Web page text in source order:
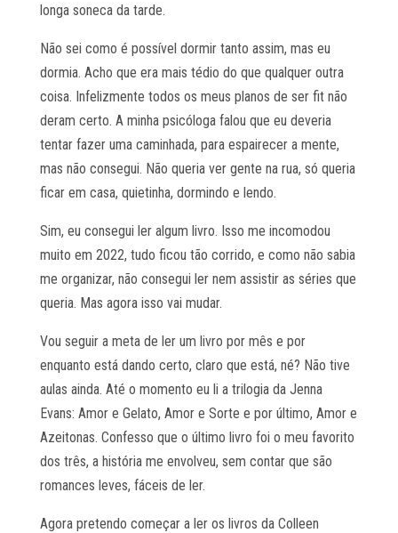
longa soneca da tarde.
Não sei como é possível dormir tanto assim, mas eu
dormia. Acho que era mais tédio do que qualquer outra
coisa. Infelizmente todos os meus planos de ser fit não
deram certo. A minha psicóloga falou que eu deveria
tentar fazer uma caminhada, para espairecer a mente,
mas não consegui. Não queria ver gente na rua, só queria
ficar em casa, quietinha, dormindo e lendo.
Sim, eu consegui ler algum livro. Isso me incomodou
muito em 2022, tudo ficou tão corrido, e como não sabia
me organizar, não consegui ler nem assistir as séries que
queria. Mas agora isso vai mudar.
Vou seguir a meta de ler um livro por mês e por
enquanto está dando certo, claro que está, né? Não tive
aulas ainda. Até o momento eu li a trilogia da Jenna
Evans: Amor e Gelato, Amor e Sorte e por último, Amor e
Azeitonas. Confesso que o último livro foi o meu favorito
dos três, a história me envolveu, sem contar que são
romances leves, fáceis de ler.
Agora pretendo começar a ler os livros da Colleen